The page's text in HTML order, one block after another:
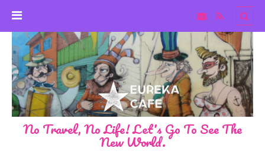
No Travel, No Life! Let's Go To See The
New World.